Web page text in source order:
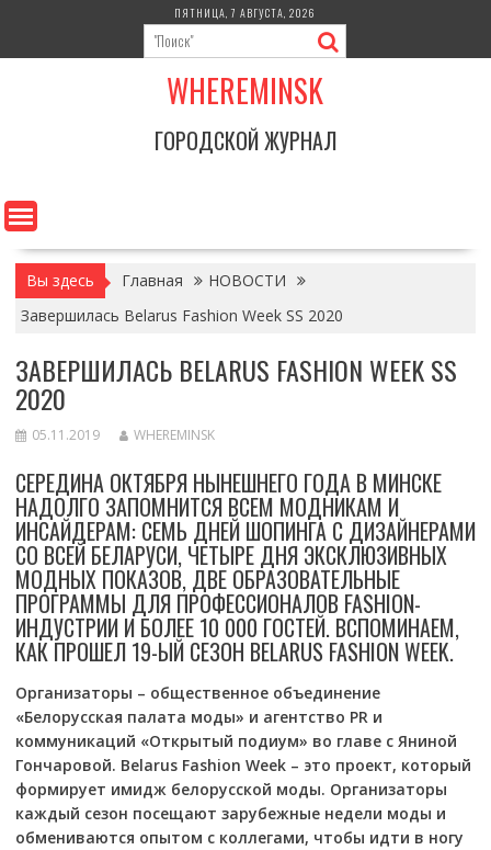
содержимому
ПЯТНИЦА, 7 АВГУСТА, 2026
WHEREMINSK
ГОРОДСКОЙ ЖУРНАЛ
Вы здесь Главная
НОВОСТИ
Завершилась Belarus Fashion Week SS 2020
ЗАВЕРШИЛАСЬ BELARUS FASHION WEEK SS
2020
05.11.2019 WHEREMINSK
СЕРЕДИНА ОКТЯБРЯ НЫНЕШНЕГО ГОДА В МИНСКЕ
НАДОЛГО ЗАПОМНИТСЯ ВСЕМ МОДНИКАМ И
ИНСАЙДЕРАМ: CЕМЬ ДНЕЙ ШОПИНГА С ДИЗАЙНЕРАМИ
СО ВСЕЙ БЕЛАРУСИ, ЧЕТЫРЕ ДНЯ ЭКСКЛЮЗИВНЫХ
МОДНЫХ ПОКАЗОВ, ДВЕ ОБРАЗОВАТЕЛЬНЫЕ
ПРОГРАММЫ ДЛЯ ПРОФЕССИОНАЛОВ FASHION-
ИНДУСТРИИ И БОЛЕЕ 10 000 ГОСТЕЙ. ВСПОМИНАЕМ,
КАК ПРОШЕЛ 19-ЫЙ СЕЗОН BELARUS FASHION WEEK.
Организаторы – общественное объединение
«Белорусская палата моды» и агентство PR и
коммуникаций «Открытый подиум» во главе с Яниной
Гончаровой. Belarus Fashion Week – это проект, который
формирует имидж белорусской моды. Организаторы
каждый сезон посещают зарубежные недели моды и
обмениваются опытом с коллегами, чтобы идти в ногу